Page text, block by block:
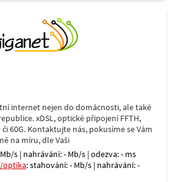
internet nejen do domácnosti, ale také
xDSL, optické připojení FFTH,
60G. Kontaktujte nás, pokusíme se Vám
na míru, dle Vaši
s | nahrávání: - Mb/s | odezva: - ms
optika: stahování: - Mb/s | nahrávání: -